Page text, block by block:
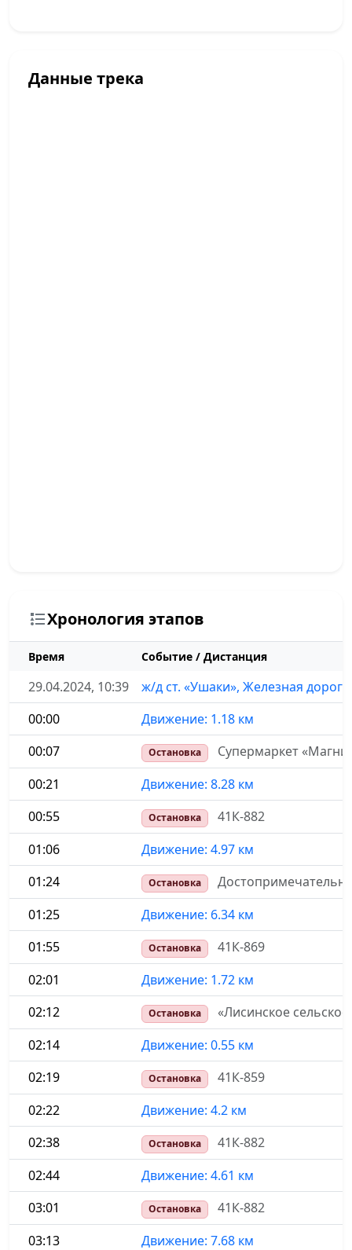
Данные трека
Хронология этапов
Время Событие / Дистанция
29.04.2024, 10:39
ж/д ст. «Ушаки», Железная
00:00
Движение: 1.18 км
00:07
Остановка
Супермаркет
00:21
Движение: 8.28 км
00:55
Остановка
41К-882
01:06
Движение: 4.97 км
01:24
Остановка
01:25
Движение: 6.34 км
01:55
Остановка
41К-869
02:01
Движение: 1.72 км
02:12
Остановка
«Лисинское
02:14
Движение: 0.55 км
02:19
Остановка
41К-859
02:22
Движение: 4.2 км
02:38
Остановка
41К-882
02:44
Движение: 4.61 км
03:01
Остановка
41К-882
03:13
Движение: 7.68 км